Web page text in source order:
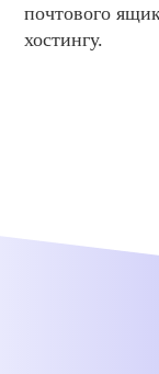
почтового
хостингу.